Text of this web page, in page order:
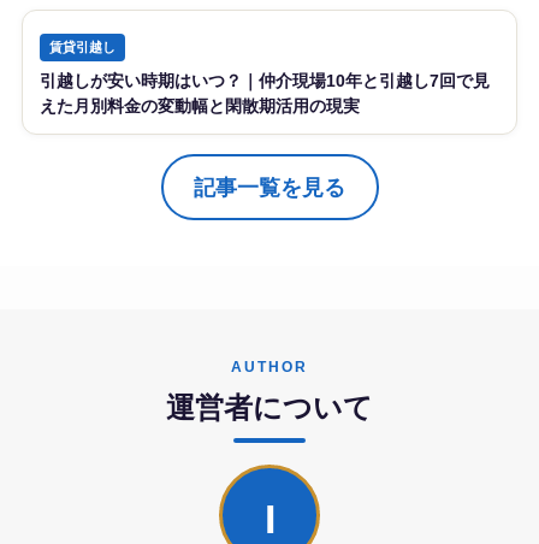
賃貸引越し
引越しが安い時期はいつ？｜仲介現場10年と引越し7回で見
えた月別料金の変動幅と閑散期活用の現実
記事一覧を見る
AUTHOR
運営者について
I